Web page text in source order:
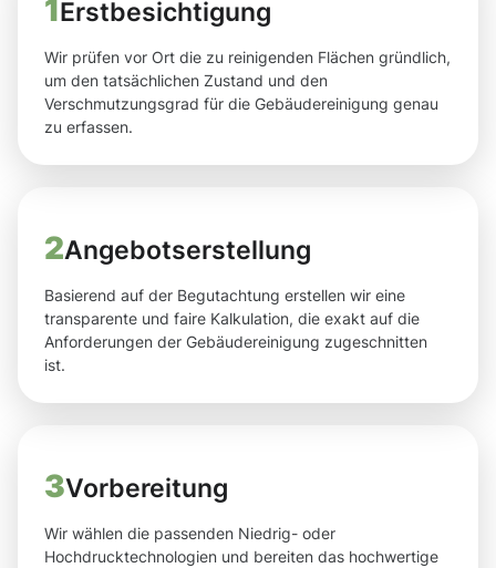
1 Erstbesichtigung
Wir prüfen vor Ort die zu reinigenden Flächen gründlich,
um den tatsächlichen Zustand und den
Verschmutzungsgrad für die Gebäudereinigung genau
zu erfassen.
2Angebotserstellung
Basierend auf der Begutachtung erstellen wir eine
transparente und faire Kalkulation, die exakt auf die
Anforderungen der Gebäudereinigung zugeschnitten
ist.
3Vorbereitung
Wir wählen die passenden Niedrig- oder
Hochdrucktechnologien und bereiten das hochwertige